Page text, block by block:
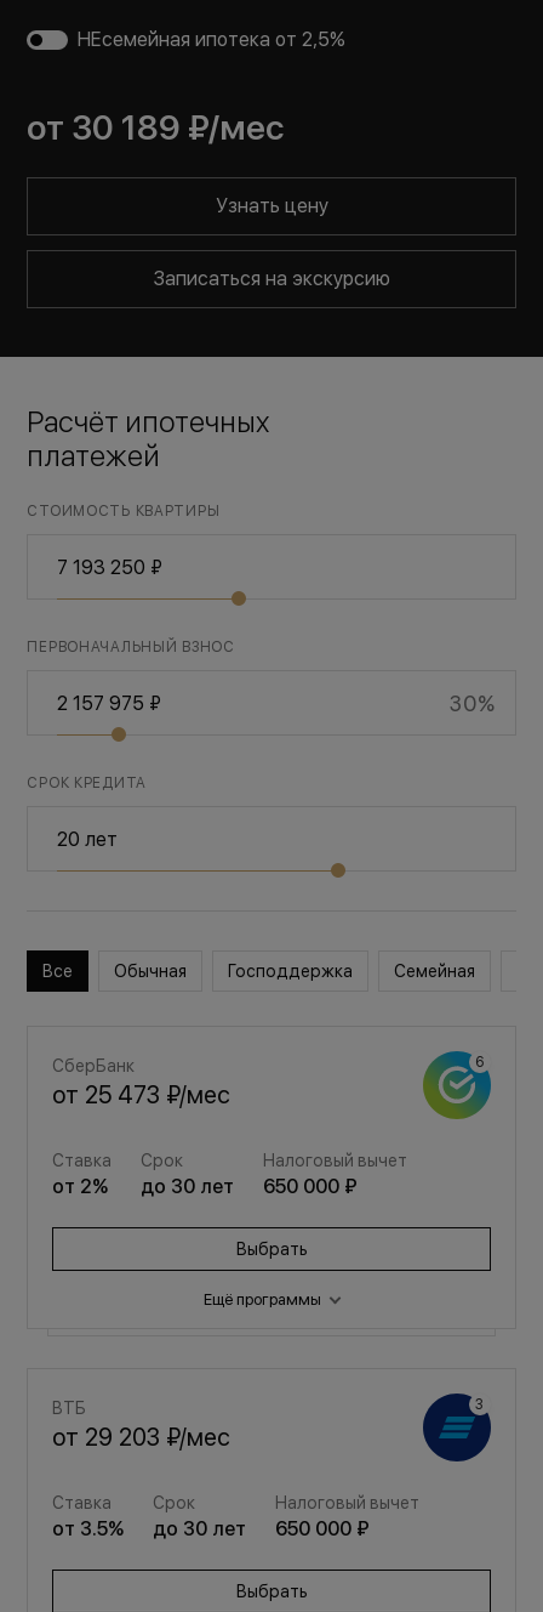
НЕсемейная ипотека от 2,5%
от 30 189 ₽/мес
Узнать цену
Записаться на экскурсию
Расчёт ипотечных
платежей
СТОИМОСТЬ КВАРТИРЫ
ПЕРВОНАЧАЛЬНЫЙ ВЗНОС
30%
СРОК КРЕДИТА
Все Обычная Господдержка Семейная
СберБанк
от 25 473 ₽/мес
Ставка
от 2%
Срок
до 30 лет
Налоговый вычет
650 000 ₽
Выбрать
Ещё программы
от34 109 ₽ /мес
от3.5% до30 650 000 ₽
Выбрать
ВТБ
от 29 203 ₽/мес
Ставка
от 3.5%
Срок
до 30 лет
Налоговый вычет
650 000 ₽
Выбрать